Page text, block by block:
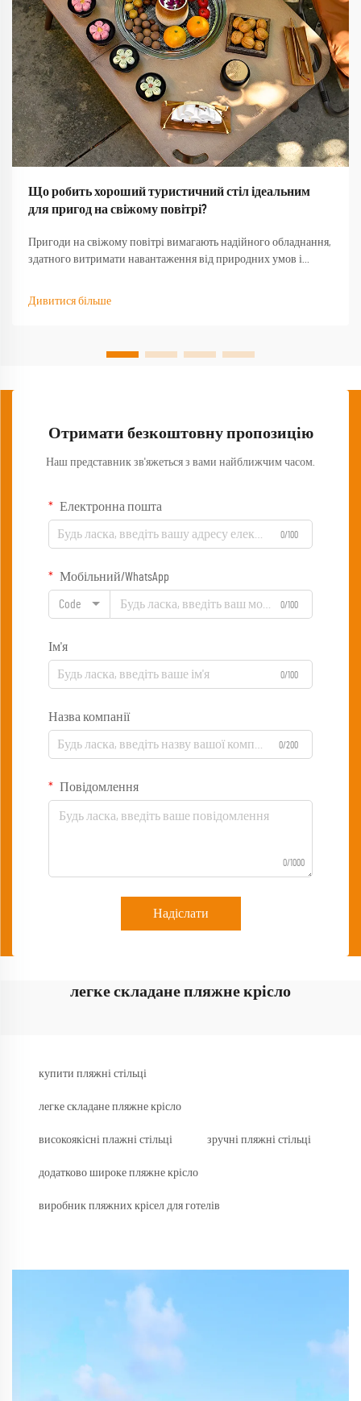
Що робить хороший туристичний стіл ідеальним
для пригод на свіжому повітрі?
Пригоди на свіжому повітрі вимагають надійного обладнання,
здатного витримати навантаження від природних умов і
успішного досвіду на природі, перетворюючи базовий
Дивитися більше
Отримати безкоштовну пропозицію
Наш представник зв'яжеться з вами найближчим часом.
Електронна пошта
0/100
Мобільний/WhatsApp
Code 0/100
Ім'я
0/100
Назва компанії
0/200
Повідомлення
0/1000
Надіслати
легке складане пляжне крісло
купити пляжні стільці
легке складане пляжне крісло
високоякісні плажні стільці зручні пляжні стільці
додатково широке пляжне крісло
виробник пляжних крісел для готелів